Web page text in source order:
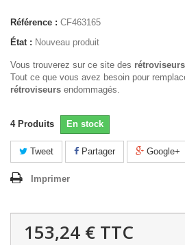
Référence : CF463165
État : Nouveau produit
Vous trouverez sur ce site des
Tout ce que vous avez besoin pour
rétroviseurs endommagés.
4 Produits En stock
Tweet Partager Google+
Imprimer
153,24 € TTC